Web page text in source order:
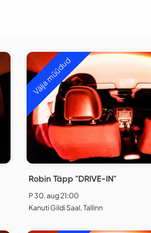
Välja müüdud
Robin Täpp "DRIVE-IN"
P 30. aug 21:00
Kanuti Gildi Saal, Tallinn